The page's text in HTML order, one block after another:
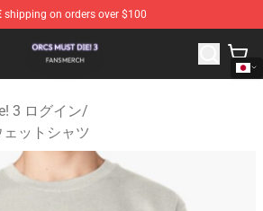
shipping on orders over $100
3 Shop - Official Orcs Must Die! 3
3 ログイン/
ットシャツ